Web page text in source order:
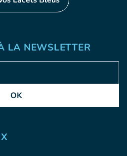
LA NEWSLETTER
OK